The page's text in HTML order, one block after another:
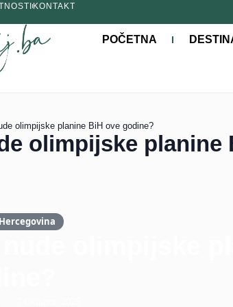
KONTAKT
POČETNA
olimpijske planine BiH ove godine?
olimpijske planine